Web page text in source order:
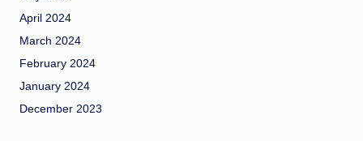
April 2024
March 2024
February 2024
January 2024
December 2023